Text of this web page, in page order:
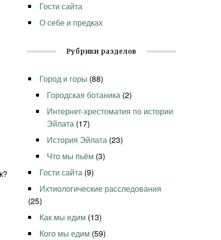
Гости сайта
О себе и предках
Рубрики разделов
Город и горы (88)
Городская ботаника (2)
Интернет-хрестоматия по истории
Эйлата (17)
История Эйлата (23)
Что мы пьём (3)
Гости сайта (9)
Ихтиологические расследования
(25)
Как мы едим (13)
Кого мы едим (59)